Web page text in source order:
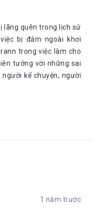
lãng quên trong lịch sử
bị đắm ngoài khơi
trong việc làm cho
tưởng với những sai
kể chuyện, người
1 năm trước